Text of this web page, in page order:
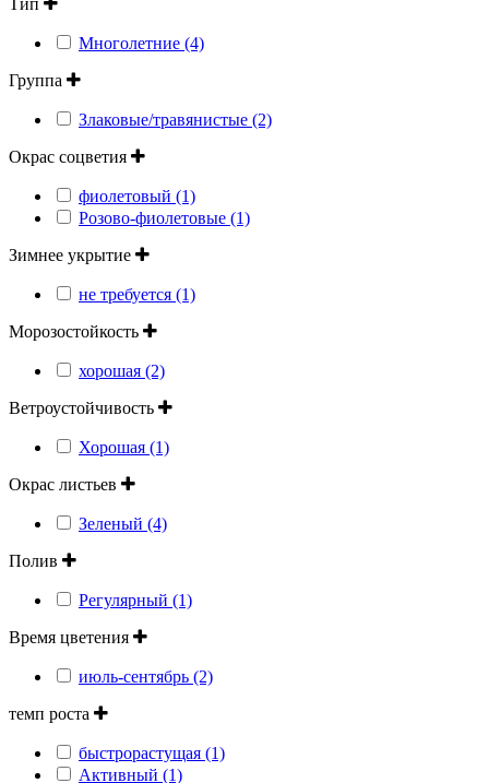
Тип
Многолетние (4)
Группа
Злаковые/травянистые (2)
Окрас соцветия
фиолетовый (1)
Розово-фиолетовые (1)
Зимнее укрытие
не требуется (1)
Морозостойкость
хорошая (2)
Ветроустойчивость
Хорошая (1)
Окрас листьев
Зеленый (4)
Полив
Регулярный (1)
Время цветения
июль-сентябрь (2)
темп роста
быстрорастущая (1)
Активный (1)